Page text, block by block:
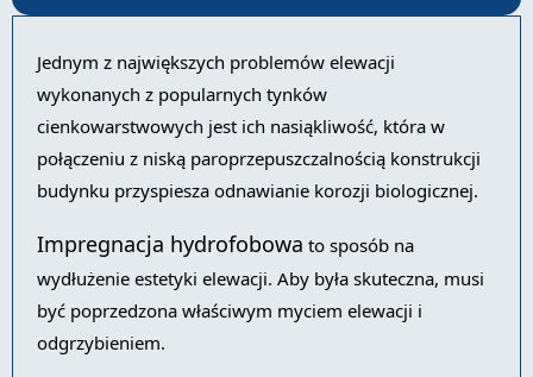
Jednym z największych problemów elewacji
wykonanych z popularnych tynków
cienkowarstwowych jest ich nasiąkliwość, która w
połączeniu z niską paroprzepuszczalnością konstrukcji
budynku przyspiesza odnawianie korozji biologicznej.
Impregnacja hydrofobowa to sposób na
wydłużenie estetyki elewacji. Aby była skuteczna, musi
być poprzedzona właściwym myciem elewacji i
odgrzybieniem.